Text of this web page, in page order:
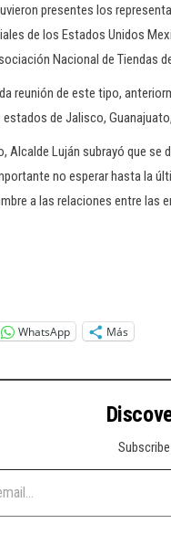
presentes los
de los Estados Unidos
Nacional de Tiendas
reunión de este tipo,
de Jalisco,
Alcalde Luján subrayó que
no esperar hasta la
a las relaciones entre las
WhatsApp Más